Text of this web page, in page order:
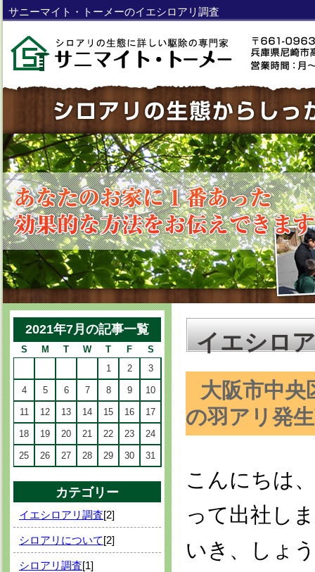
サニーマイト・トーメーのイエシロアリ調査
2021年7月の記事一覧
S M T W T F
S
1
2 3
4 5 6 7 8 9 10
11 12 13 14 15 16 17
18 19 20 21 22 23 24
25 26 27 28 29 30 31
カテゴリー
イエシロアリ調査[2]
シロアリについて[2]
シロアリ調査[1]
イエシロ
大阪市中
の羽アリ発
こんにちは
って出社し
いき、しょ